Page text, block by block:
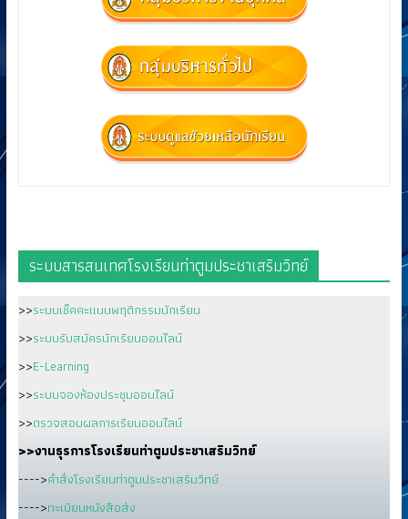
ระบบสารสนเทศโรงเรียนท่าตูมประชาเสริมวิทย์
>>ระบบเช็คคะแนนพฤติกรรมนักเรียน
>>ระบบรับสมัครนักเรียนออนไลน์
>>E-Learning
>>ระบบจองห้องประชุมออนไลน์
>>ตรวจสอบผลการเรียนออนไลน์
>>งานธุรการโรงเรียนท่าตูมประชาเสริมวิทย์
---->คำสั่งโรงเรียนท่าตูมประชาเสริมวิทย์
---->ทะเบียนหนังสือส่ง